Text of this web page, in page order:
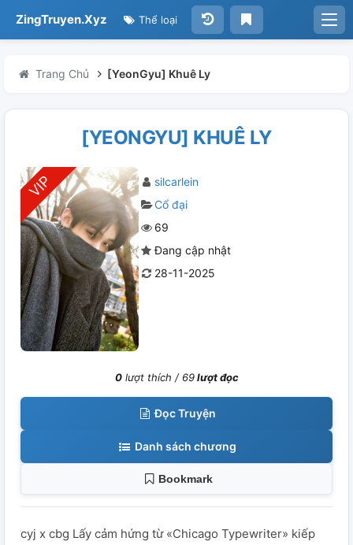
ZingTruyen.Xyz Thể loại
Trang Chủ [YeonGyu] Khuê Ly
[YEONGYU] KHUÊ LY
silcarlein
Cổ đại
69
Đang cập nhật
28-11-2025
0lượt thích / 69lượt đọc
Đọc Truyện
Danh sách chương
Bookmark
cyj x cbg Lấy cảm hứng từ «Chicago Typewriter» kiếp